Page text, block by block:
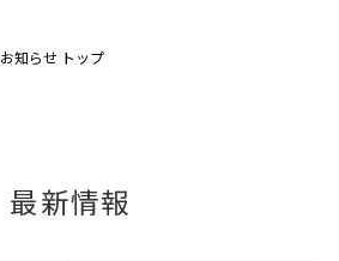
お知らせ トップ
最新情報